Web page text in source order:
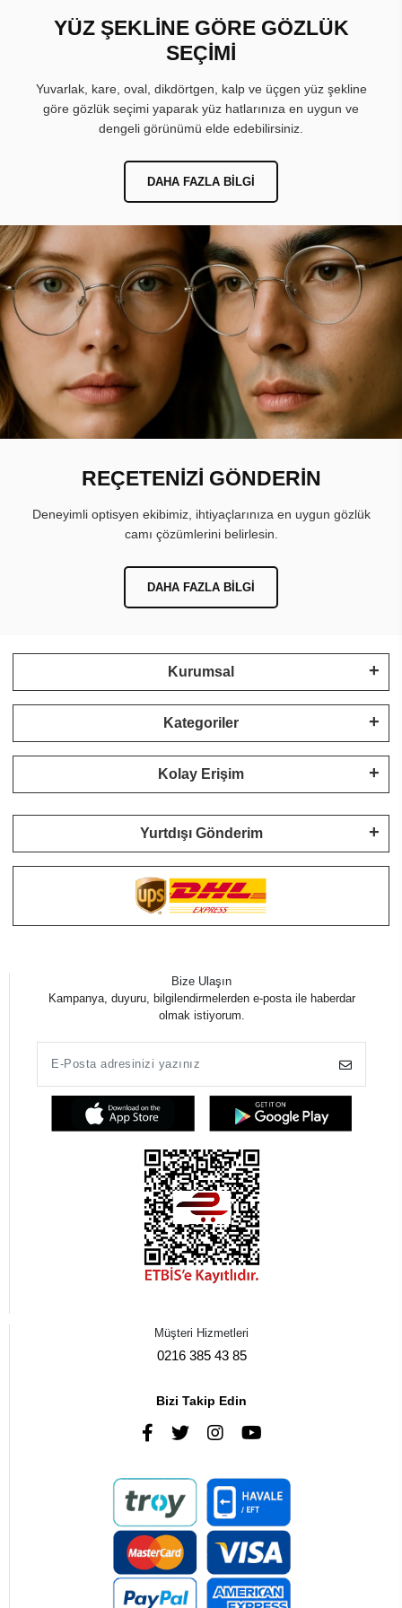
YÜZ ŞEKLİNE GÖRE GÖZLÜK
SEÇİMİ
Yuvarlak, kare, oval, dikdörtgen, kalp ve üçgen yüz şekline
göre gözlük seçimi yaparak yüz hatlarınıza en uygun ve
dengeli görünümü elde edebilirsiniz.
DAHA FAZLA BILGI
REÇETENİZİ GÖNDERİN
Deneyimli optisyen ekibimiz, ihtiyaçlarınıza en uygun gözlük
camı çözümlerini belirlesin.
DAHA FAZLA BILGI
Kurumsal
Kategoriler
Kolay Erişim
Yurtdışı Gönderim
Bize Ulaşın
Kampanya, duyuru, bilgilendirmelerden e-posta ile haberdar
olmak istiyorum.
Müşteri Hizmetleri
0216 385 43 85
Bizi Takip Edin